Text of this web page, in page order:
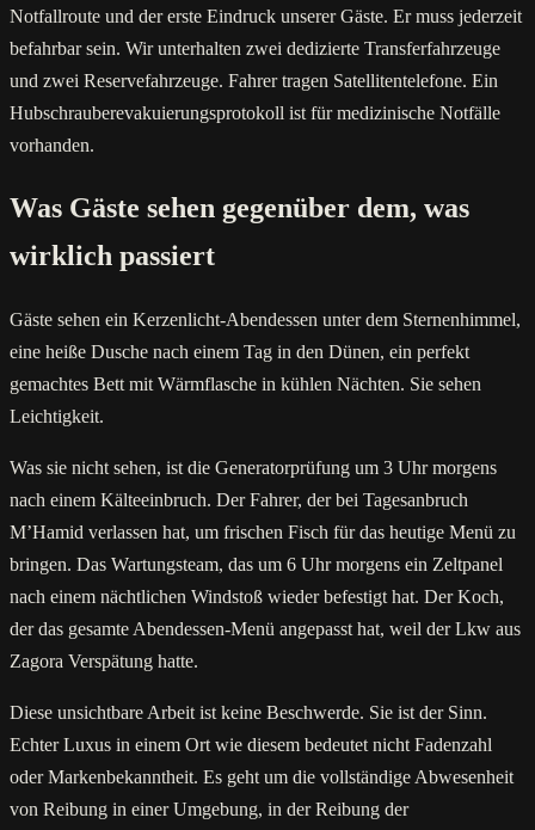
Notfallroute und der erste Eindruck unserer Gäste. Er muss jederzeit
befahrbar sein. Wir unterhalten zwei dedizierte Transferfahrzeuge
und zwei Reservefahrzeuge. Fahrer tragen Satellitentelefone. Ein
Hubschrauberevakuierungsprotokoll ist für medizinische Notfälle
vorhanden.
Was Gäste sehen gegenüber dem, was
wirklich passiert
Gäste sehen ein Kerzenlicht-Abendessen unter dem Sternenhimmel,
eine heiße Dusche nach einem Tag in den Dünen, ein perfekt
gemachtes Bett mit Wärmflasche in kühlen Nächten. Sie sehen
Leichtigkeit.
Was sie nicht sehen, ist die Generatorprüfung um 3 Uhr morgens
nach einem Kälteeinbruch. Der Fahrer, der bei Tagesanbruch
M’Hamid verlassen hat, um frischen Fisch für das heutige Menü zu
bringen. Das Wartungsteam, das um 6 Uhr morgens ein Zeltpanel
nach einem nächtlichen Windstoß wieder befestigt hat. Der Koch,
der das gesamte Abendessen-Menü angepasst hat, weil der Lkw aus
Zagora Verspätung hatte.
Diese unsichtbare Arbeit ist keine Beschwerde. Sie ist der Sinn.
Echter Luxus in einem Ort wie diesem bedeutet nicht Fadenzahl
oder Markenbekanntheit. Es geht um die vollständige Abwesenheit
von Reibung in einer Umgebung, in der Reibung der